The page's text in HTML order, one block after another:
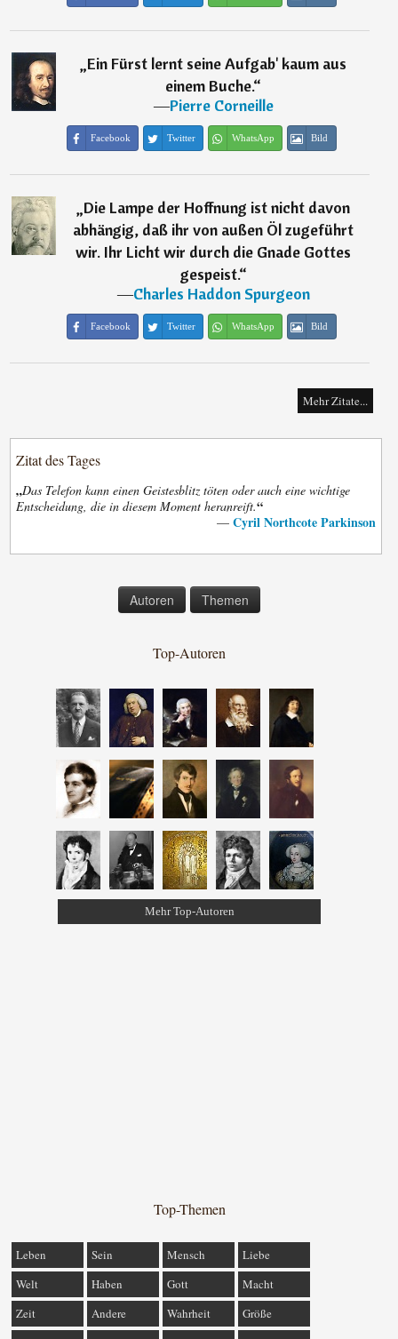
„Ein Fürst lernt seine Aufgab' kaum aus
einem Buche.“
―Pierre Corneille
Facebook Twitter WhatsApp Bild
„Die Lampe der Hoffnung ist nicht davon
abhängig, daß ihr von außen Öl zugeführt
wir. Ihr Licht wir durch die Gnade Gottes
gespeist.“
―Charles Haddon Spurgeon
Facebook Twitter WhatsApp Bild
Mehr Zitate...
Zitat des Tages
„Das Telefon kann einen Geistesblitz töten oder auch eine wichtige
Entscheidung, die in diesem Moment heranreift.“
— Cyril Northcote Parkinson
Autoren Themen
Top-Autoren
Mehr Top-Autoren
Top-Themen
Leben Sein Mensch
Liebe
Welt
Haben Gott
Macht
Zeit
Andere Wahrheit
Größe